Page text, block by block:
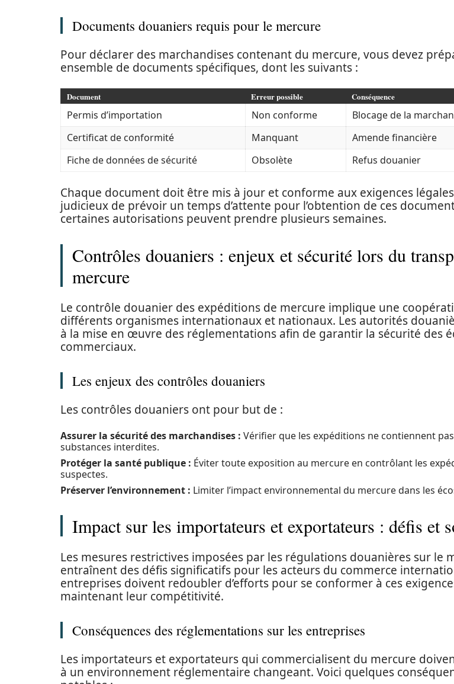
Documents douaniers requis pour le mercure
Pour déclarer des marchandises contenant du mercure, vous devez
ensemble de documents spécifiques, dont les suivants :
Document Erreur possible Conséquence
Permis d’importation Non conforme
Blocage de la
Certificat de conformité
Manquant
Amende financière
Fiche de données de sécurité
Obsolète Refus douanier
Chaque document doit être mis à jour et conforme aux exigences
judicieux de prévoir un temps d’attente pour l’obtention de ces
certaines autorisations peuvent prendre plusieurs semaines.
Contrôles douaniers : enjeux et sécurité lors du
mercure
Le contrôle douanier des expéditions de mercure implique une
différents organismes internationaux et nationaux. Les autorités
à la mise en œuvre des réglementations afin de garantir la sécurité des
commerciaux.
Les enjeux des contrôles douaniers
Les contrôles douaniers ont pour but de :
Assurer la sécurité des marchandises : Vérifier que les expéditions ne contiennent
substances interdites.
Protéger la santé publique : Éviter toute exposition au mercure en contrôlant les
suspectes.
Préserver l’environnement : Limiter l’impact environnemental du mercure dans les
Impact sur les importateurs et exportateurs : défis et
Les mesures restrictives imposées par les régulations douanières sur le
entraînent des défis significatifs pour les acteurs du commerce
entreprises doivent redoubler d’efforts pour se conformer à ces
maintenant leur compétitivité.
Conséquences des réglementations sur les entreprises
Les importateurs et exportateurs qui commercialisent du mercure
à un environnement réglementaire changeant. Voici quelques